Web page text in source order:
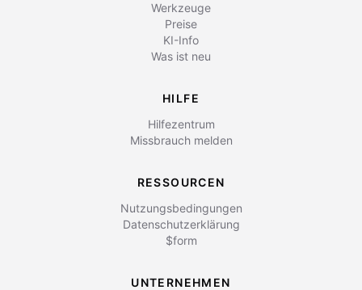
Werkzeuge
Preise
KI-Info
Was ist neu
HILFE
Hilfezentrum
Missbrauch melden
RESSOURCEN
Nutzungsbedingungen
Datenschutzerklärung
$form
UNTERNEHMEN